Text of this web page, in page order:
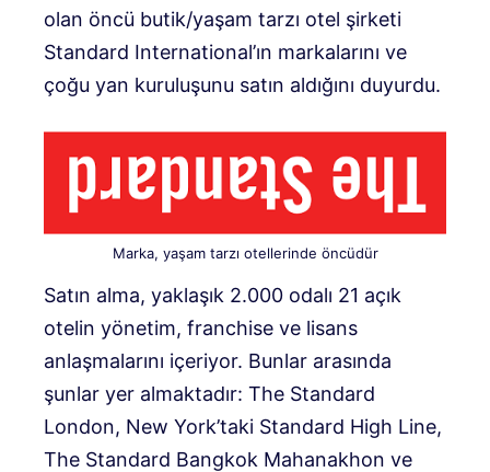
olan öncü butik/yaşam tarzı otel şirketi
Standard International’ın markalarını ve
çoğu yan kuruluşunu satın aldığını duyurdu.
Marka, yaşam tarzı otellerinde öncüdür
Satın alma, yaklaşık 2.000 odalı 21 açık
otelin yönetim, franchise ve lisans
anlaşmalarını içeriyor. Bunlar arasında
şunlar yer almaktadır: The Standard
London, New York’taki Standard High Line,
The Standard Bangkok Mahanakhon ve